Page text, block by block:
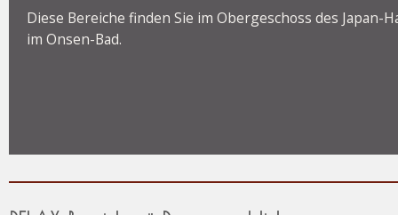
Diese Bereiche finden Sie im Obergeschoss des Japan-
im Onsen-Bad.